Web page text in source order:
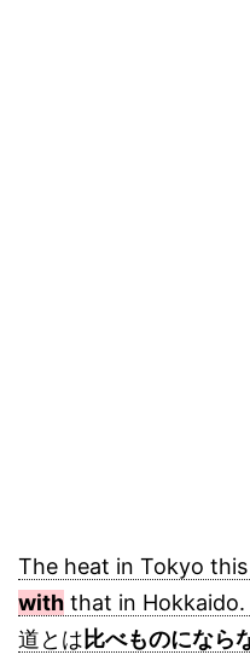
The heat in Tokyo
with that in
道とは比べものになら